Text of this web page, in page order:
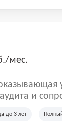
мес.
и
Казахстана
до 3 лет